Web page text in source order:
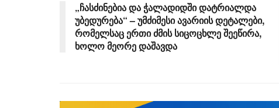
„ჩას­ძი­ნე­ბია და ჭალადიდში დატრიალდა
უბედურება“ – უმძიმესი ავარიის დეტალები,
რომელსაც ერთი ძმის სიცოცხლე შეეწირა,
ხოლო მეორე დაშავდა